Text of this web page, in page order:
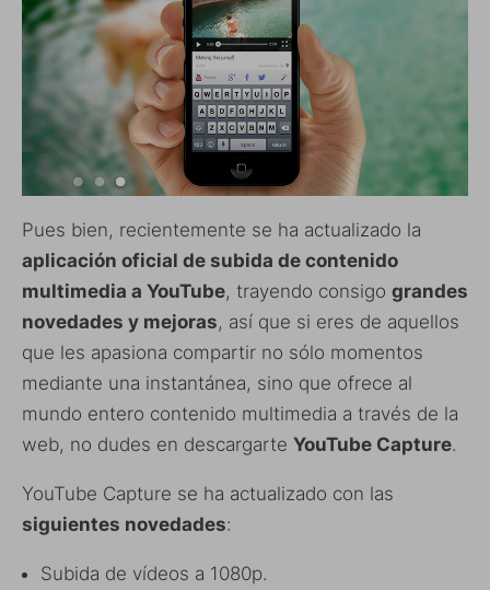
Pues bien, recientemente se ha actualizado la
aplicación oficial de subida de contenido
multimedia a YouTube, trayendo consigo grandes
novedades y mejoras, así que si eres de aquellos
que les apasiona compartir no sólo momentos
mediante una instantánea, sino que ofrece al
mundo entero contenido multimedia a través de la
web, no dudes en descargarte YouTube Capture.
YouTube Capture se ha actualizado con las
siguientes novedades:
Subida de vídeos a 1080p.